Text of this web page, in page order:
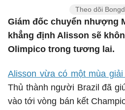
Theo dõi
Giám đốc chuyển nhượng
khẳng định Alisson sẽ
Olimpico trong tương lai.
Alisson vừa có một mùa giải
Thủ thành người Brazil đã
vào tới vòng bán kết